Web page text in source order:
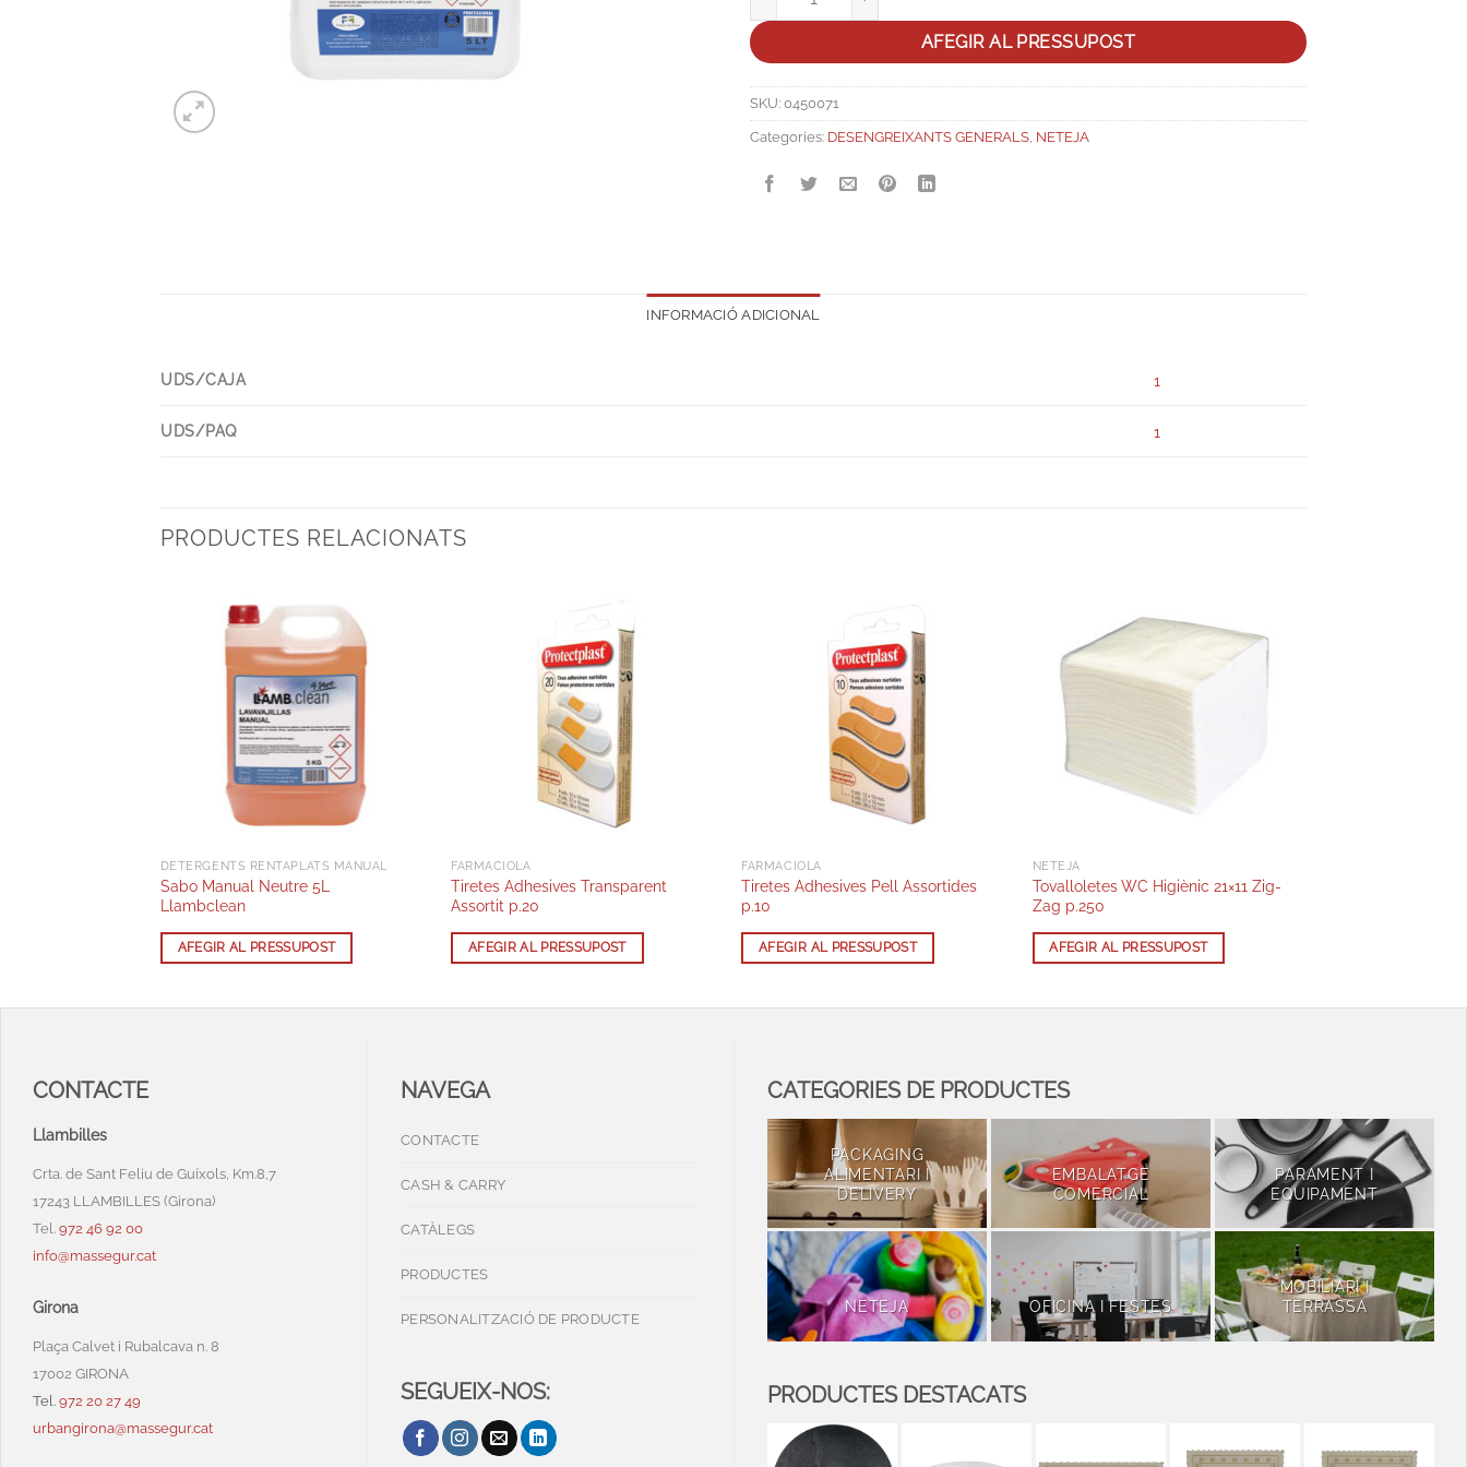
AFEGIR AL PRESSUPOST
SKU: 0450071
Categories: DESENGREIXANTS GENERALS NETEJA
INFORMACIÓ ADICIONAL
UDS/CAJA 1
UDS/PAQ 1
PRODUCTES RELACIONATS
DETERGENTS RENTAPLATS MANUAL
Sabo Manual Neutre 5L
Llambclean
AFEGIR AL PRESSUPOST
FARMACIOLA
Tiretes Adhesives Transparent
Assortit p.20
AFEGIR AL PRESSUPOST
FARMACIOLA
Tiretes Adhesives Pell Assortides
p.10
AFEGIR AL PRESSUPOST
NETEJA
Tovalloletes WC Higiènic 21×11 Zig-
Zag p.250
AFEGIR AL PRESSUPOST
CONTACTE
Llambilles
Crta. de Sant Feliu de Guíxols, Km.8,7
17243 LLAMBILLES (Girona)
Tel. 972 46 92 00
info@massegur.cat
Girona
Plaça Calvet i Rubalcava n. 8
17002 GIRONA
Tel. 972 20 27 49
urbangirona@massegur.cat
NAVEGA
CONTACTE
CASH & CARRY
CATÀLEGS
PRODUCTES
PERSONALITZACIÓ DE PRODUCTE
SEGUEIX-NOS:
CATEGORIES DE PRODUCTES
PACKAGING
ALIMENTARI I
DELIVERY
EMBALATGE
COMERCIAL
PARAMENT I
EQUIPAMENT
NETEJA OFICINA I FESTES
MOBILIARI I
TERRASSA
PRODUCTES DESTACATS